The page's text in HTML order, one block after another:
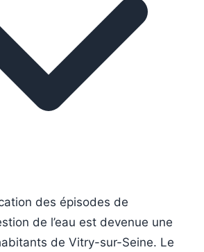
des épisodes de
de l’eau est devenue une
de Vitry-sur-Seine. Le